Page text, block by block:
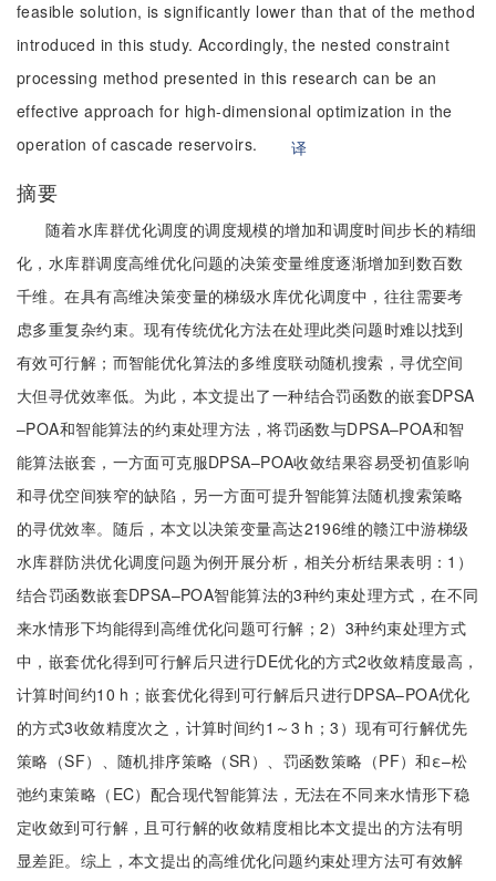
feasible solution, is significantly lower than that of the method
introduced in this study. Accordingly, the nested constraint
processing method presented in this research can be an
effective approach for high-dimensional optimization in the
operation of cascade reservoirs.
译
摘要
随着水库群优化调度的调度规模的增加和调度时间步长的精细
化，水库群调度高维优化问题的决策变量维度逐渐增加到数百数
千维。在具有高维决策变量的梯级水库优化调度中，往往需要考
虑多重复杂约束。现有传统优化方法在处理此类问题时难以找到
有效可行解；而智能优化算法的多维度联动随机搜索，寻优空间
大但寻优效率低。为此，本文提出了一种结合罚函数的嵌套DPSA
–POA和智能算法的约束处理方法，将罚函数与DPSA–POA和智
能算法嵌套，一方面可克服DPSA–POA收敛结果容易受初值影响
和寻优空间狭窄的缺陷，另一方面可提升智能算法随机搜索策略
的寻优效率。随后，本文以决策变量高达2196维的赣江中游梯级
水库群防洪优化调度问题为例开展分析，相关分析结果表明：1）
结合罚函数嵌套DPSA–POA智能算法的3种约束处理方式，在不同
来水情形下均能得到高维优化问题可行解；2）3种约束处理方式
中，嵌套优化得到可行解后只进行DE优化的方式2收敛精度最高，
计算时间约10 h；嵌套优化得到可行解后只进行DPSA–POA优化
的方式3收敛精度次之，计算时间约1～3 h；3）现有可行解优先
策略（SF）、随机排序策略（SR）、罚函数策略（PF）和ε–松
弛约束策略（EC）配合现代智能算法，无法在不同来水情形下稳
定收敛到可行解，且可行解的收敛精度相比本文提出的方法有明
显差距。综上，本文提出的高维优化问题约束处理方法可有效解